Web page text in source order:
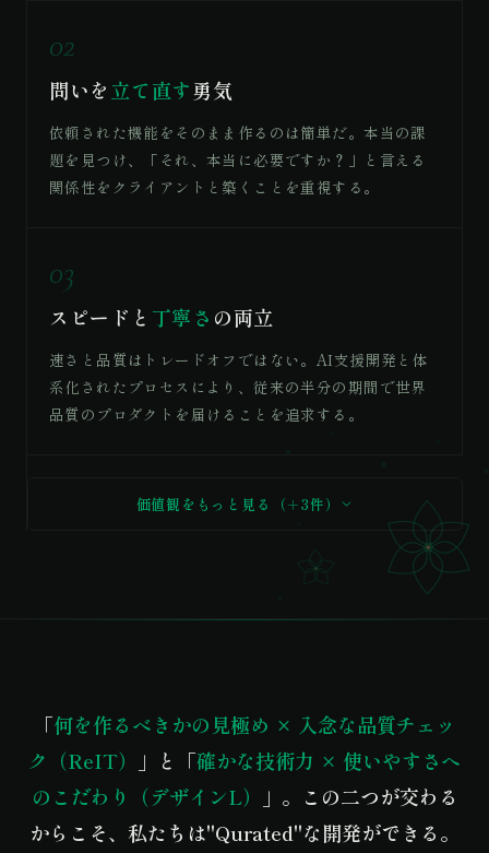
02
問いを 立て直す勇気
依頼された機能をそのまま作るのは簡単だ。本当の課
題を見つけ、「それ、本当に必要ですか？」と言える
関係性をクライアントと築くことを重視する。
03
スピードと 丁寧さ の両立
速さと品質はトレードオフではない。AI支援開発と体
系化されたプロセスにより、従来の半分の期間で世界
品質のプロダクトを届けることを追求する。
価値観をもっと見る（＋3件）
「何を作るべきかの見極め × 入念な品質チェッ
ク（ReIT）
」と「確かな技術力 × 使いやすさへ
のこだわり（デザインL）
」。この二つが交わる
からこそ、私たちは"Qurated"な開発ができる。